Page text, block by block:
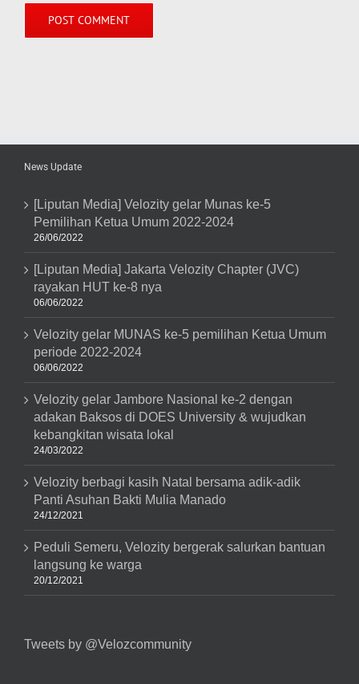
News Update
[Liputan Media] Velozity gelar Munas ke-5
Pemilihan Ketua Umum 2022-2024
26/06/2022
[Liputan Media] Jakarta Velozity Chapter (JVC)
rayakan HUT ke-8 nya
06/06/2022
Velozity gelar MUNAS ke-5 pemilihan Ketua Umum
periode 2022-2024
06/06/2022
Velozity gelar Jambore Nasional ke-2 dengan
adakan Baksos di DOES University & wujudkan
kebangkitan wisata lokal
24/03/2022
Velozity berbagi kasih Natal bersama adik-adik
Panti Asuhan Bakti Mulia Manado
24/12/2021
Peduli Semeru, Velozity bergerak salurkan bantuan
langsung ke warga
20/12/2021
Tweets by @Velozcommunity